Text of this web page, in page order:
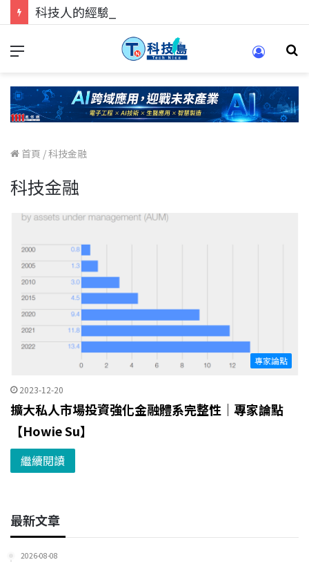
首頁 /科技金融
科技金融
專家論點
2023-12-20
擴大私人市場投資強化金融體系完整性｜專家論點
【Howie Su】
繼續閱讀
最新文章
2026-08-08